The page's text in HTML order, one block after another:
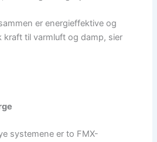
er energieffektive og
kraft til varmluft og damp, sier
systemene er to FMX-